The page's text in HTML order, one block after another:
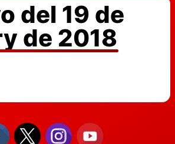
del 19 de
de 2018